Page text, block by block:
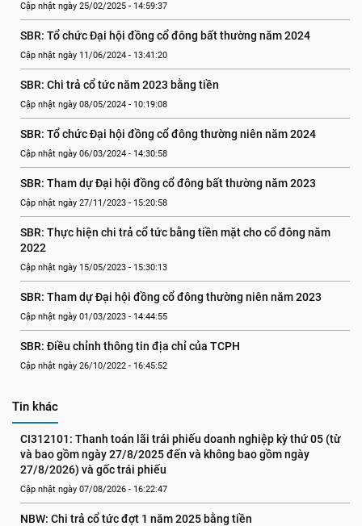
Cập nhật ngày 25/02/2025 - 14:59:37
SBR: Tổ chức Đại hội đồng cổ đông bất thường năm 2024
Cập nhật ngày 11/06/2024 - 13:41:20
SBR: Chi trả cổ tức năm 2023 bằng tiền
Cập nhật ngày 08/05/2024 - 10:19:08
SBR: Tổ chức Đại hội đồng cổ đông thường niên năm 2024
Cập nhật ngày 06/03/2024 - 14:30:58
SBR: Tham dự Đại hội đồng cổ đông bất thường năm 2023
Cập nhật ngày 27/11/2023 - 15:20:58
SBR: Thực hiện chi trả cổ tức bằng tiền mặt cho cổ đông năm
2022
Cập nhật ngày 15/05/2023 - 15:30:13
SBR: Tham dự Đại hội đồng cổ đông thường niên năm 2023
Cập nhật ngày 01/03/2023 - 14:44:55
SBR: Điều chỉnh thông tin địa chỉ của TCPH
Cập nhật ngày 26/10/2022 - 16:45:52
Tin khác
CI312101: Thanh toán lãi trái phiếu doanh nghiệp kỳ thứ 05 (từ
và bao gồm ngày 27/8/2025 đến và không bao gồm ngày
27/8/2026) và gốc trái phiếu
Cập nhật ngày 07/08/2026 - 16:22:47
NBW: Chi trả cổ tức đợt 1 năm 2025 bằng tiền